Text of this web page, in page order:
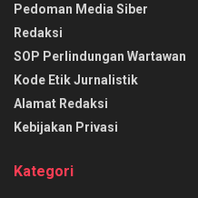
Pedoman Media Siber
Redaksi
SOP Perlindungan Wartawan
Kode Etik Jurnalistik
Alamat Redaksi
Kebijakan Privasi
Kategori